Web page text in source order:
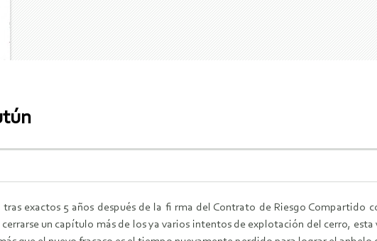
tras exactos 5 años después de la fi rma del Contrato de Riesgo Compartido
cerrarse un capítulo más de los ya varios intentos de explotación del cerro,